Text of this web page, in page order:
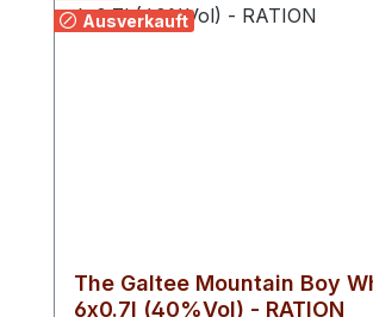
Ausverkauft
The Galtee Mountain Boy
6x0.7l (40%Vol) - RATION